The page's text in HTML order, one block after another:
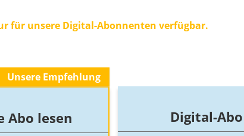
für unsere Digital-Abonnenten verfügbar.
Unsere Empfehlung
Abo lesen
Digital-Abo